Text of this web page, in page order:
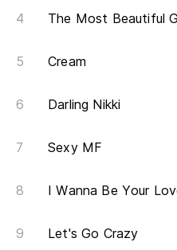
The Most Beautiful
Cream
Darling Nikki
Sexy MF
I Wanna Be Your
Let's Go Crazy